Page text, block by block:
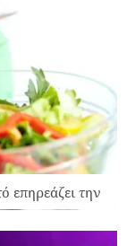
επηρεάζει την